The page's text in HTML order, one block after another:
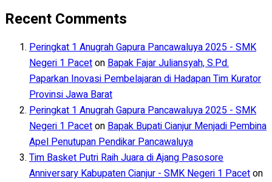
Recent Comments
Peringkat 1 Anugrah Gapura Pancawaluya 2025 - SMK
Negeri 1 PacetonBapak Fajar Juliansyah, S.Pd.
Paparkan Inovasi Pembelajaran di Hadapan Tim Kurator
Provinsi Jawa Barat
Peringkat 1 Anugrah Gapura Pancawaluya 2025 - SMK
Negeri 1 PacetonBapak Bupati Cianjur Menjadi Pembina
Apel Penutupan Pendikar Pancawaluya
Tim Basket Putri Raih Juara di Ajang Pasosore
Anniversary Kabupaten Cianjur - SMK Negeri 1 Paceton